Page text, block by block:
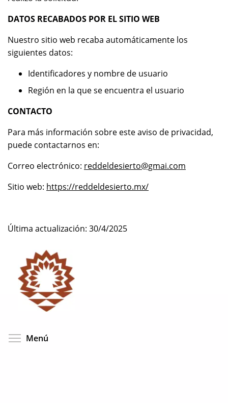
DATOS RECABADOS POR EL SITIO WEB
Nuestro sitio web recaba automáticamente los
siguientes datos:
Identificadores y nombre de usuario
Región en la que se encuentra el usuario
CONTACTO
Para más información sobre este aviso de privacidad,
puede contactarnos en:
Correo electrónico: reddeldesierto@gmai.com
Sitio web: https://reddeldesierto.mx/
Última actualización: 30/4/2025
Menú